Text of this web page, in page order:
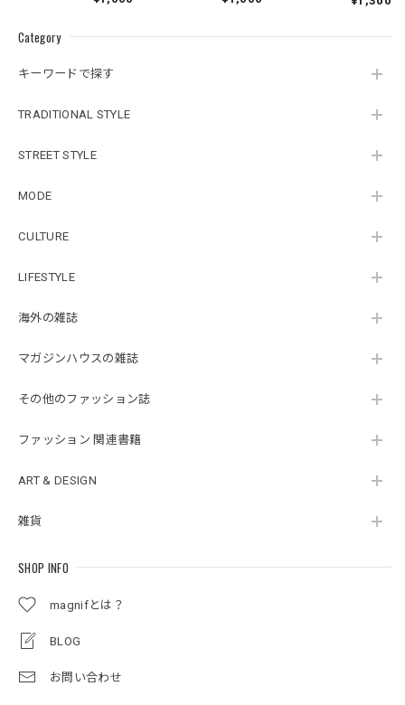
Category
キーワードで探す
TRADITIONAL STYLE
STREET STYLE
MODE
CULTURE
LIFESTYLE
海外の雑誌
マガジンハウスの雑誌
その他のファッション誌
ファッション 関連書籍
ART & DESIGN
雑貨
SHOP INFO
magnifとは？
BLOG
お問い合わせ